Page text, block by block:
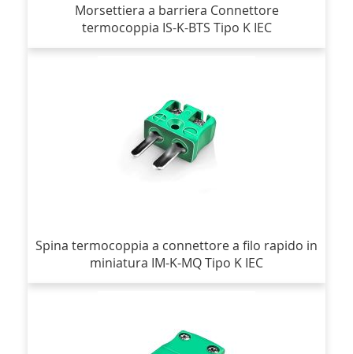
Morsettiera a barriera Connettore
termocoppia IS-K-BTS Tipo K IEC
Spina termocoppia a connettore a filo rapido in
miniatura IM-K-MQ Tipo K IEC